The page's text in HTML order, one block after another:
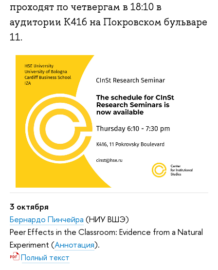
проходят по четвергам в 18:10 в
аудитории К416 на Покровском бульваре
11.
3 октября
Бернардо Пинчейра (НИУ ВШЭ)
Peer Effects in the Classroom: Evidence from a Natural
Experiment (Аннотация).
Полный текст